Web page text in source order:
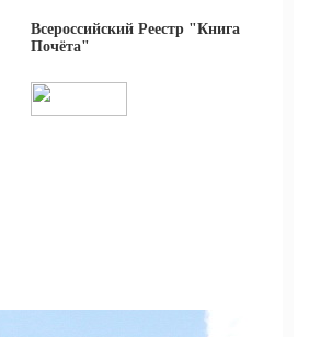
Всероссийский Реестр "Книга
Почёта"